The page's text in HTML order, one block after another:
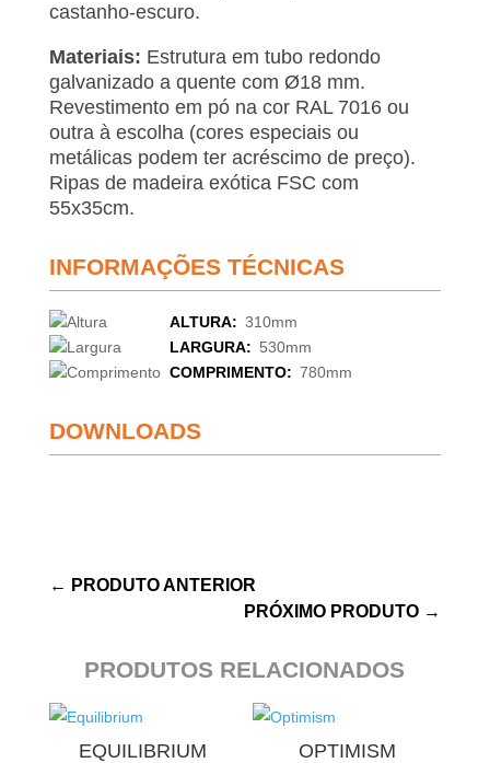
castanho-escuro.
Materiais: Estrutura em tubo redondo
galvanizado a quente com Ø18 mm.
Revestimento em pó na cor RAL 7016 ou
outra à escolha (cores especiais ou
metálicas podem ter acréscimo de preço).
Ripas de madeira exótica FSC com
55x35cm.
INFORMAÇÕES TÉCNICAS
ALTURA: 310mm
LARGURA: 530mm
COMPRIMENTO: 780mm
DOWNLOADS
← PRODUTO ANTERIOR
PRÓXIMO PRODUTO →
PRODUTOS RELACIONADOS
EQUILIBRIUM OPTIMISM